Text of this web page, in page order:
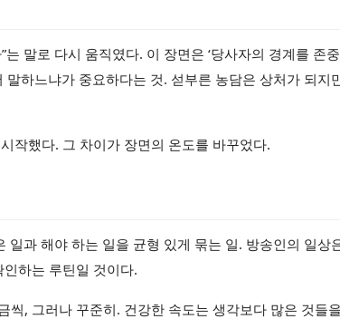
말로 다시 움직였다. 이 장면은 ‘당사자의 경계를 존
하느냐가 중요하다는 것. 섣부른 농담은 상처가 되지
작했다. 그 차이가 장면의 온도를 바꾸었다.
일과 해야 하는 일을 균형 있게 묶는 일. 방송인의 일상
하는 루틴일 것이다.
, 그러나 꾸준히. 건강한 속도는 생각보다 많은 것들